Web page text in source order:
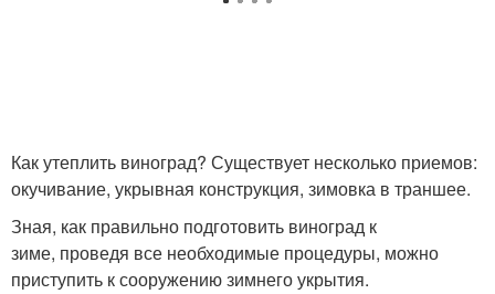
Как утеплить виноград? Существует несколько приемов:
окучивание, укрывная конструкция, зимовка в траншее.
Зная, как правильно подготовить виноград к
зиме, проведя все необходимые процедуры, можно
приступить к сооружению зимнего укрытия.